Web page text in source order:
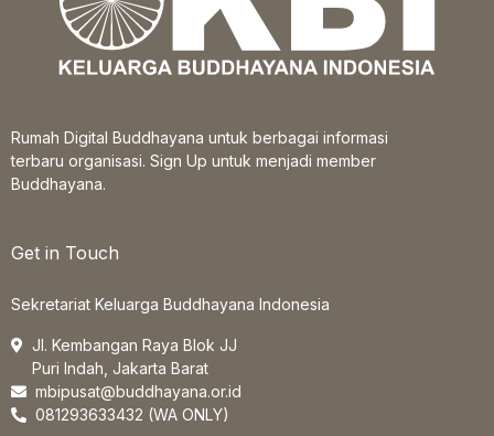
Rumah Digital Buddhayana untuk berbagai informasi
terbaru organisasi. Sign Up untuk menjadi member
Buddhayana.
Get in Touch
Sekretariat Keluarga Buddhayana Indonesia
Jl. Kembangan Raya Blok JJ
Puri Indah, Jakarta Barat
mbipusat@buddhayana.or.id
081293633432 (WA ONLY)